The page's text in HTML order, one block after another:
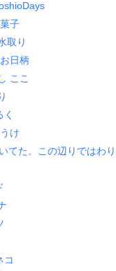
子
取り
お日柄
ここ
け
てた。この辺りではわ
コ